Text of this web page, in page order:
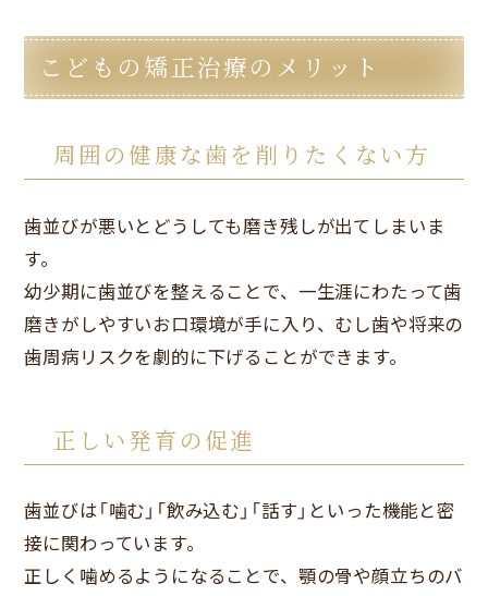
こどもの矯正治療のメリット
周囲の健康な歯を削りたくない方
歯並びが悪いとどうしても磨き残しが出てしまいま
す。
幼少期に歯並びを整えることで、一生涯にわたって歯
磨きがしやすいお口環境が手に入り、むし歯や将来の
歯周病リスクを劇的に下げることができます。
正しい発育の促進
歯並びは「噛む」「飲み込む」「話す」といった機能と密
接に関わっています。
正しく噛めるようになることで、顎の骨や顔立ちのバ